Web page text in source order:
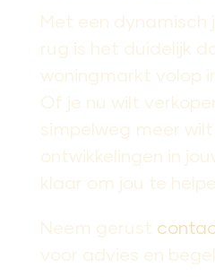
Met een dynamisch
rug is het duidelijk
woningmarkt volop
Of je nu wilt
simpelweg meer
ontwikkelingen in
klaar om jou te
Neem gerust
voor advies en